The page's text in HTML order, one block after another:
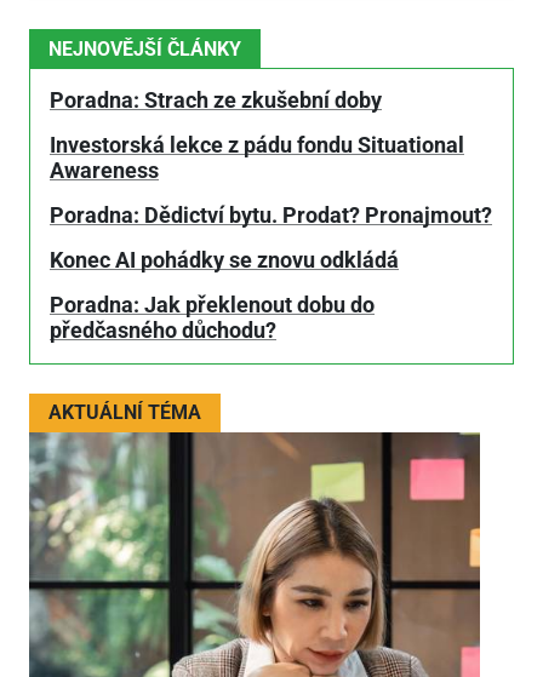
NEJNOVĚJŠÍ ČLÁNKY
Poradna: Strach ze zkušební doby
Investorská lekce z pádu fondu Situational
Awareness
Poradna: Dědictví bytu. Prodat? Pronajmout?
Konec AI pohádky se znovu odkládá
Poradna: Jak překlenout dobu do
předčasného důchodu?
AKTUÁLNÍ TÉMA